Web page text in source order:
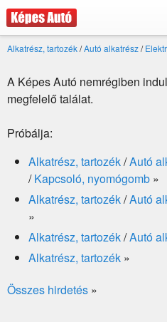
Alkatrész, tartozék/Autó alkatrész/
A Képes Autó nemrégiben
megfelelő találat.
Próbálja:
Alkatrész, tartozék/Autó
/Kapcsoló, nyomógomb »
Alkatrész, tartozék/Autó
»
Alkatrész, tartozék/Autó
Alkatrész, tartozék »
Összes hirdetés »